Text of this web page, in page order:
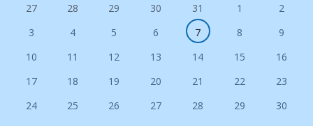
27 28 29 30 31 1
2
3
4 5 6 7 8
9
10
11 12 13 14 15
16
17
18 19 20 21 22
23
24
25 26 27 28 29
30